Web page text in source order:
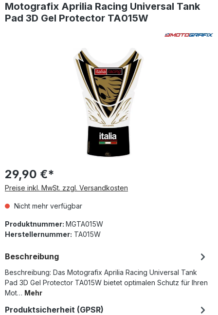
Motografix Aprilia Racing Universal Tank
Pad 3D Gel Protector TA015W
Bildergalerie überspringen
29,90 €*
Preise inkl. MwSt. zzgl. Versandkosten
Nicht mehr verfügbar
Produktnummer: MGTA015W
Herstellernummer: TA015W
Beschreibung
Beschreibung: Das Motografix Aprilia Racing Universal Tank
Pad 3D Gel Protector TA015W bietet optimalen Schutz für Ihren
Mot… Mehr
Produktsicherheit (GPSR)